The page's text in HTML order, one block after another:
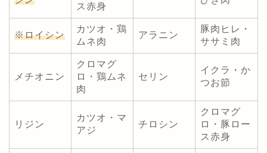
ス赤身
※ロイシン
カツオ・鶏
ムネ肉
アラニン
豚肉ヒレ・
ササミ肉
メチオニン
クロマグ
ロ・鶏ムネ
肉
セリン
イクラ・か
つお節
リジン
カツオ・マ
アジ
チロシン
クロマグ
ロ・豚ロー
ス赤身